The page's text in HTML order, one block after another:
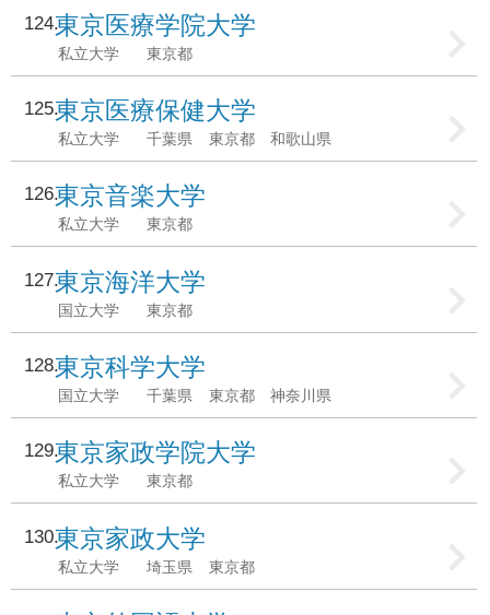
124東京医療学院大学
私立大学 東京都
125東京医療保健大学
私立大学 千葉県 東京都 和歌山県
126東京音楽大学
私立大学 東京都
127東京海洋大学
国立大学 東京都
128東京科学大学
国立大学 千葉県 東京都 神奈川県
129東京家政学院大学
私立大学 東京都
130東京家政大学
私立大学 埼玉県 東京都